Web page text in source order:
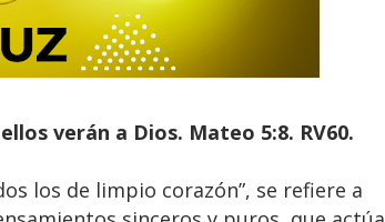
verán a Dios. Mateo 5:8. RV60.
los de limpio corazón”, se refiere a